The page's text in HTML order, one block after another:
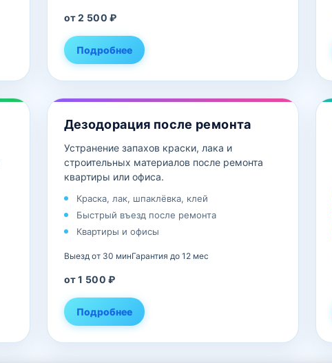
от 2 500 ₽
Подробнее
Дезодорация после ремонта
Устранение запахов краски, лака и
строительных материалов после ремонта
квартиры или офиса.
Краска, лак, шпаклёвка, клей
Быстрый въезд после ремонта
Квартиры и офисы
Выезд от 30 минГарантия до 12 мес
от 1 500 ₽
Подробнее